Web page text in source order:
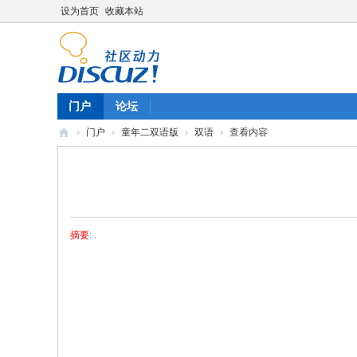
设为首页 收藏本站
门户 论坛
› 门户 › 童年二双语版 › 双语 › 查看内容
摘要: .